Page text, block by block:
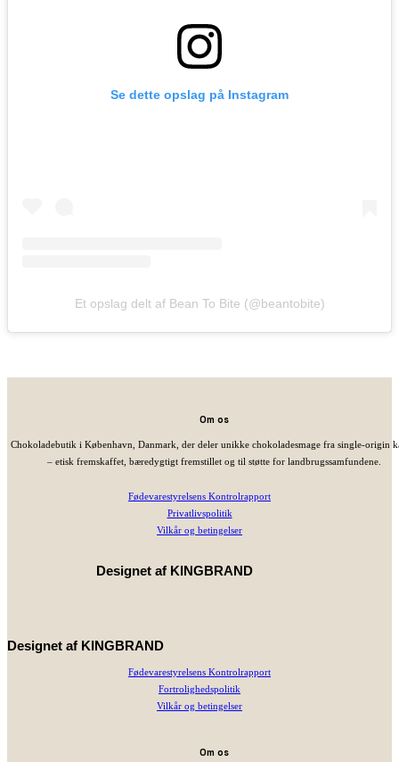
Se dette opslag på Instagram
Et opslag delt af Bean To Bite (@beantobite)
Om os
Chokoladebutik i København, Danmark, der deler unikke chokoladesmage fra single-origin
– etisk fremskaffet, bæredygtigt fremstillet og til støtte for landbrugssamfundene.
Fødevarestyrelsens Kontrolrapport
Privatlivspolitik
Vilkår og betingelser
Designet af KINGBRAND
Designet af KINGBRAND
Fødevarestyrelsens Kontrolrapport
Fortrolighedspolitik
Vilkår og betingelser
Om os